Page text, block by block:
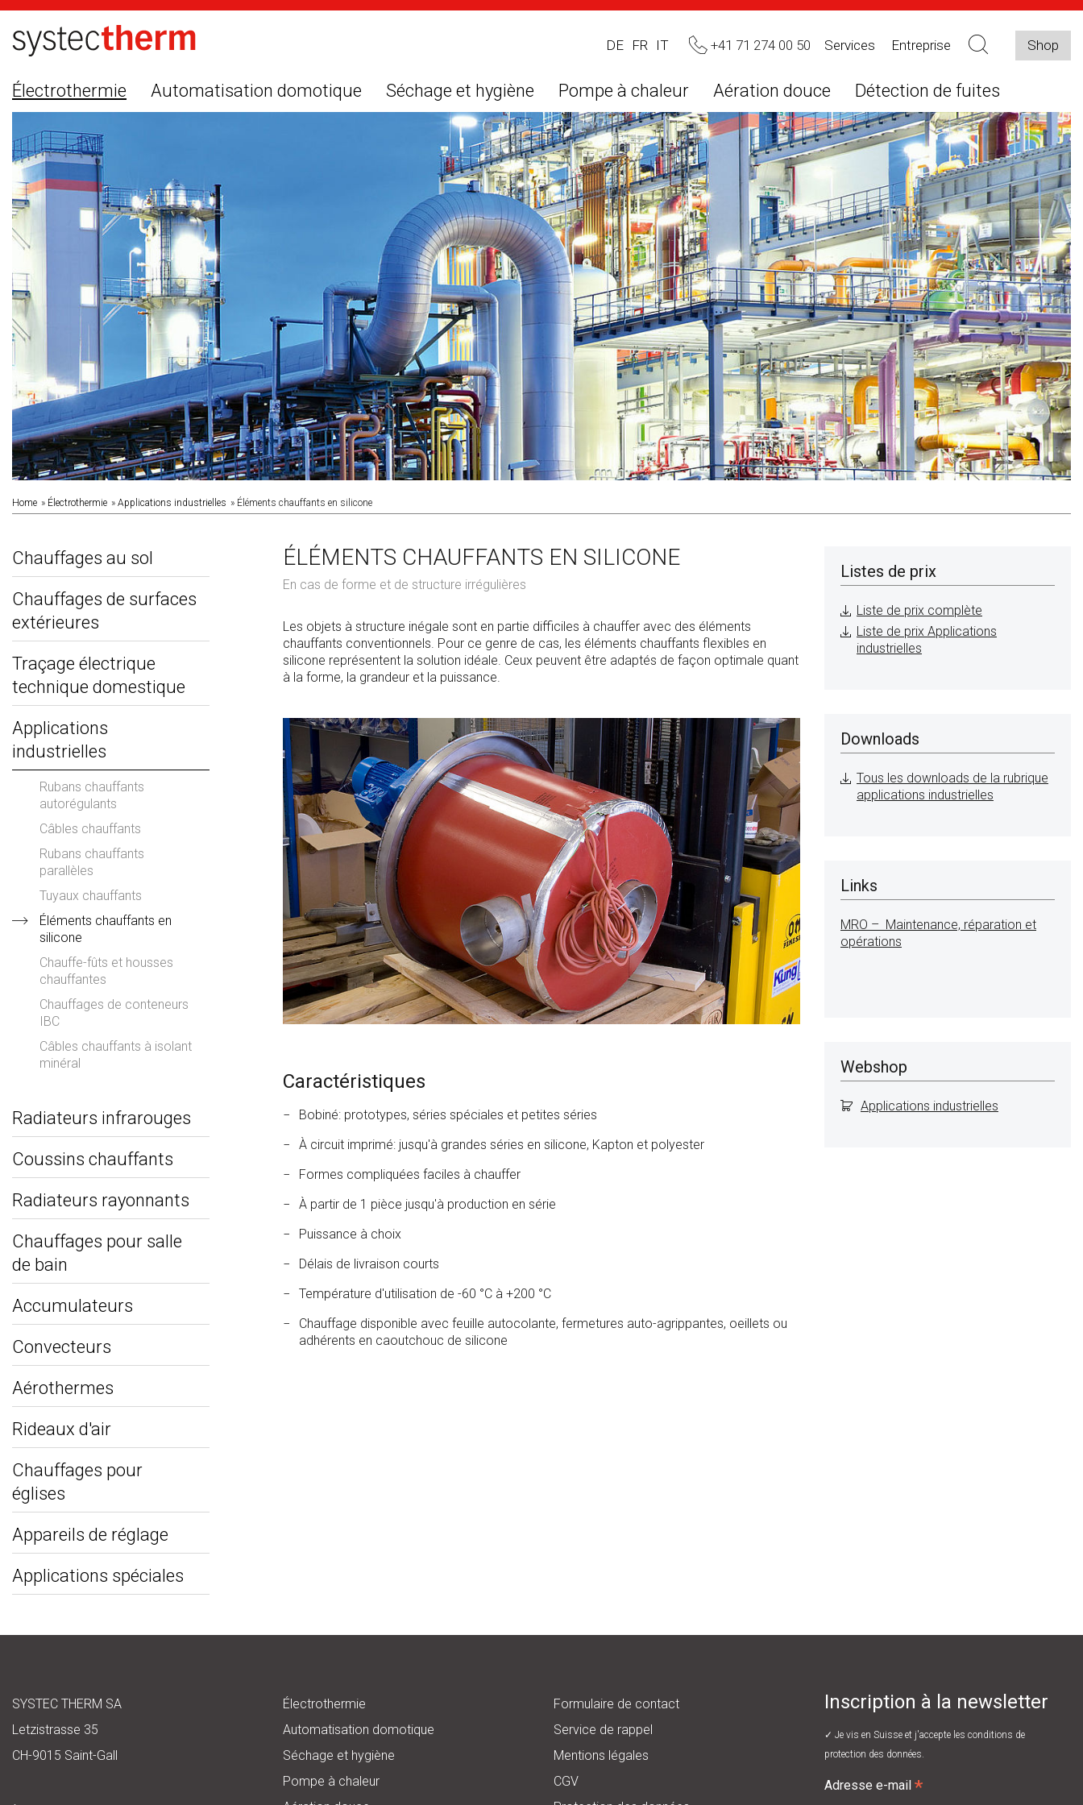
DE FR IT +41 71 274 00 50 Services Entreprise Shop
Électrothermie Automatisation domotique Séchage et hygiène Pompe à chaleur Aération douce Détection de fuites
Home Électrothermie Applications industrielles Éléments chauffants en silicone
Chauffages au sol
Chauffages de surfaces
extérieures
Traçage électrique
technique domestique
Applications
industrielles
Rubans chauffants
autorégulants
Câbles chauffants
Rubans chauffants
parallèles
Tuyaux chauffants
Éléments chauffants en
silicone
Chauffe-fûts et housses
chauffantes
Chauffages de conteneurs
IBC
Câbles chauffants à isolant
minéral
Radiateurs infrarouges
Coussins chauffants
Radiateurs rayonnants
Chauffages pour salle
de bain
Accumulateurs
Convecteurs
Aérothermes
Rideaux d'air
Chauffages pour
églises
Appareils de réglage
Applications spéciales
ÉLÉMENTS CHAUFFANTS EN SILICONE
En cas de forme et de structure irrégulières
Les objets à structure inégale sont en partie difficiles à chauffer avec des éléments
chauffants conventionnels. Pour ce genre de cas, les éléments chauffants flexibles en
silicone représentent la solution idéale. Ceux peuvent être adaptés de façon optimale quant
à la forme, la grandeur et la puissance.
Caractéristiques
Bobiné: prototypes, séries spéciales et petites séries
À circuit imprimé: jusqu'à grandes séries en silicone, Kapton et polyester
Formes compliquées faciles à chauffer
À partir de 1 pièce jusqu'à production en série
Puissance à choix
Délais de livraison courts
Température d'utilisation de -60 °C à +200 °C
Chauffage disponible avec feuille autocolante, fermetures auto-agrippantes, oeillets ou
adhérents en caoutchouc de silicone
Listes de prix
Liste de prix complète
Liste de prix Applications
industrielles
Downloads
Tous les downloads de la rubrique
applications industrielles
Links
MRO – Maintenance, réparation et
opérations
Webshop
Applications industrielles
SYSTEC THERM SA
Letzistrasse 35
CH-9015 Saint-Gall
Électrothermie
Automatisation domotique
Séchage et hygiène
Pompe à chaleur
Formulaire de contact
Service de rappel
Mentions légales
CGV
Inscription à la newsletter
✓ Je vis en Suisse et j'accepte les conditions de
protection des données.
Adresse e-mail *